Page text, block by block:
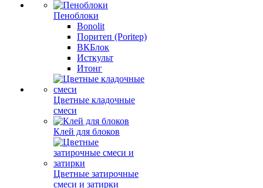
Пеноблоки
Bonolit
Поритеп (Poritep)
ВКБлок
Исткульт
Итонг
Цветные кладочные
смеси
Клей для блоков
Цветные затирочные
смеси и затирки